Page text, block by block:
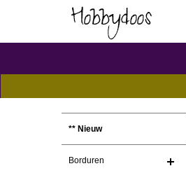
** Nieuw
Borduren